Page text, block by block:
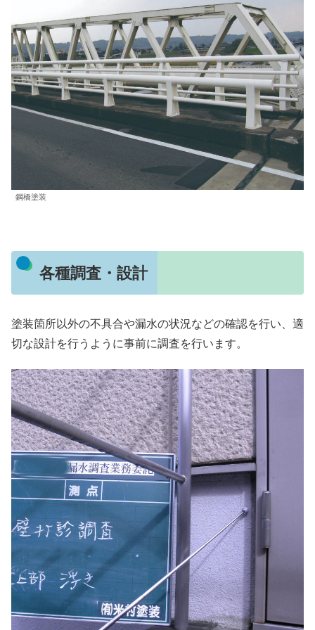
鋼橋塗装
各種調査・設計
塗装箇所以外の不具合や漏水の状況などの確認を行い、適
切な設計を行うように事前に調査を行います。